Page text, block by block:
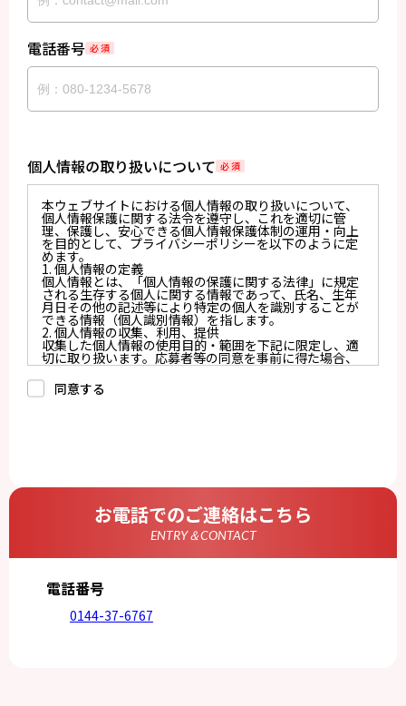
電話番号 必 須
個人情報の取り扱いについて 必 須
本ウェブサイトにおける個人情報の取り扱いについて、
個人情報保護に関する法令を遵守し、これを適切に管
理、保護し、安心できる個人情報保護体制の運用・向上
を目的として、プライバシーポリシーを以下のように定
めます。
1. 個人情報の定義
個人情報とは、「個人情報の保護に関する法律」に規定
される生存する個人に関する情報であって、氏名、生年
月日その他の記述等により特定の個人を識別することが
できる情報（個人識別情報）を指します。
2. 個人情報の収集、利用、提供
収集した個人情報の使用目的・範囲を下記に限定し、適
切に取り扱います。応募者等の同意を事前に得た場合、
又は法令により許された場合を除き、個人情報を第三者
に提供しません。
a.応募者等からのお問い合わせに対応・管理するため
な期間、妥当な範囲内でこれに応じます。
応募者等の個人情報の取得、利用その他一切の取り扱い
について、個人情報の保護に関する法律、その他の関連
法令、及び本プライバシーポリシーを遵守します。
応募者等の個人情報を正確かつ最新の内容に保つよう努
及び毀損から保護するため、必要な安全管理措置を講じ
ます。
6. Cookieについて
本ウェブサイトでは、一部のコンテンツにおいてCookie
同意する
お電話でのご連絡はこちら
ENTRY＆CONTACT
電話番号
0144-37-6767